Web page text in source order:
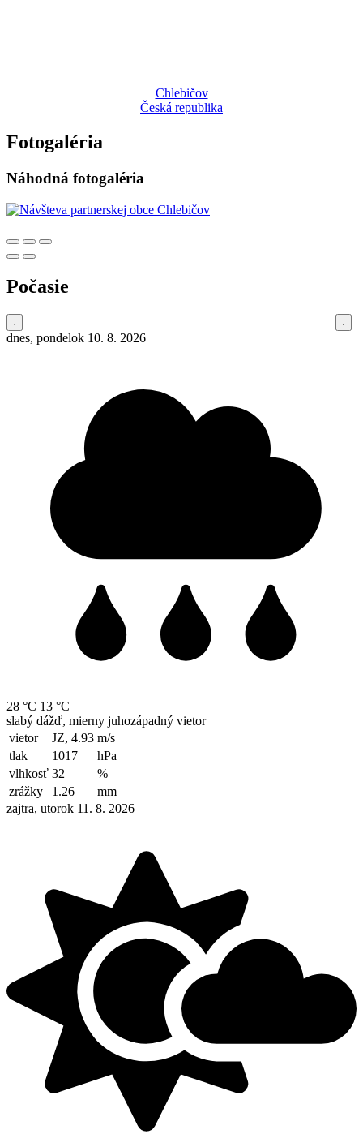
Chlebičov
Česká republika
Fotogaléria
Náhodná fotogaléria
Počasie
dnes, pondelok 10. 8. 2026
28 °C 13 °C
slabý dážď, mierny juhozápadný vietor
vietor
JZ, 4.93 m/s
tlak
1017
hPa
vlhkosť 32
%
zrážky
1.26
mm
zajtra, utorok 11. 8. 2026